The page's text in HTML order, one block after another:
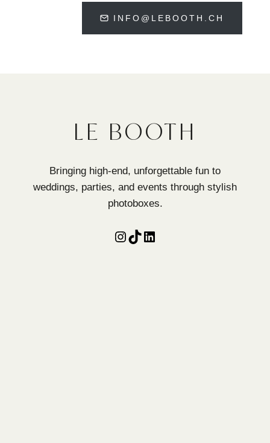
INFO@LEBOOTH.CH
LE BOOTH
Bringing high-end, unforgettable fun to
weddings, parties, and events through stylish
photoboxes.
Instagram
TikTokLinkedIn